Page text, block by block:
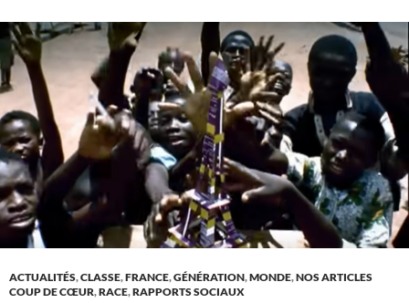
ACTUALITÉS,CLASSE,FRANCE,GÉNÉRATION,MONDE,NOS ARTICLES
COUP DE CŒUR,RACE,RAPPORTS SOCIAUX